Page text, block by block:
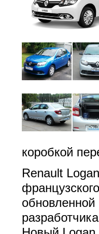
коробкой
Renault
обновленной